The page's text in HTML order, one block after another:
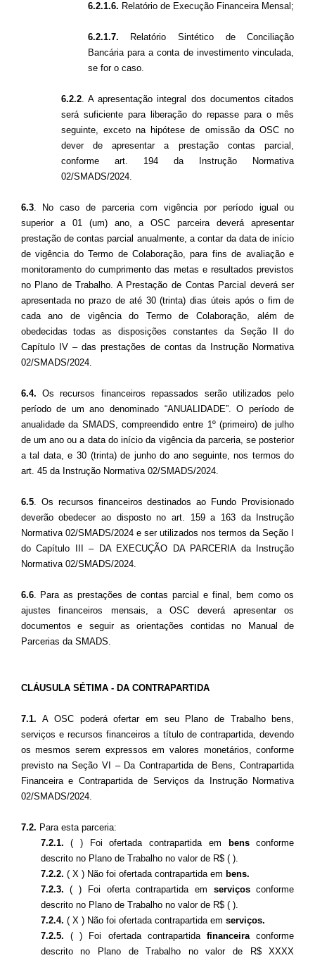
6.2.1.6. Relatório de Execução Financeira Mensal;
6.2.1.7. Relatório Sintético de Conciliação
Bancária para a conta de investimento vinculada,
se for o caso.
6.2.2. A apresentação integral dos documentos citados
será suficiente para liberação do repasse para o mês
seguinte, exceto na hipótese de omissão da OSC no
dever de apresentar a prestação contas parcial,
conforme art. 194 da Instrução Normativa
02/SMADS/2024.
6.3. No caso de parceria com vigência por período igual ou
superior a 01 (um) ano, a OSC parceira deverá apresentar
prestação de contas parcial anualmente, a contar da data de início
de vigência do Termo de Colaboração, para fins de avaliação e
monitoramento do cumprimento das metas e resultados previstos
no Plano de Trabalho. A Prestação de Contas Parcial deverá ser
apresentada no prazo de até 30 (trinta) dias úteis após o fim de
cada ano de vigência do Termo de Colaboração, além de
obedecidas todas as disposições constantes da Seção II do
Capítulo IV – das prestações de contas da Instrução Normativa
02/SMADS/2024.
6.4. Os recursos financeiros repassados serão utilizados pelo
período de um ano denominado “ANUALIDADE”. O período de
anualidade da SMADS, compreendido entre 1º (primeiro) de julho
de um ano ou a data do início da vigência da parceria, se posterior
a tal data, e 30 (trinta) de junho do ano seguinte, nos termos do
art. 45 da Instrução Normativa 02/SMADS/2024.
6.5. Os recursos financeiros destinados ao Fundo Provisionado
deverão obedecer ao disposto no art. 159 a 163 da Instrução
Normativa 02/SMADS/2024 e ser utilizados nos termos da Seção I
do Capítulo III – DA EXECUÇÃO DA PARCERIA da Instrução
Normativa 02/SMADS/2024.
6.6. Para as prestações de contas parcial e final, bem como os
ajustes financeiros mensais, a OSC deverá apresentar os
documentos e seguir as orientações contidas no Manual de
Parcerias da SMADS.
CLÁUSULA SÉTIMA - DA CONTRAPARTIDA
7.1.A OSC poderá ofertar em seu Plano de Trabalho bens,
serviços e recursos financeiros a título de contrapartida, devendo
os mesmos serem expressos em valores monetários, conforme
previsto na Seção VI – Da Contrapartida de Bens, Contrapartida
Financeira e Contrapartidade Serviços da Instrução Normativa
02/SMADS/2024.
7.2. Para esta parceria:
7.2.1. ( ) Foi ofertada contrapartida em bensconforme
descrito no Plano de Trabalho no valor de R$ ( ).
7.2.2. ( X ) Não foi ofertada contrapartida em bens.
7.2.3.( ) Foi oferta contrapartida em serviçosconforme
descrito no Plano de Trabalho no valor de R$ ( ).
7.2.4. ( X ) Não foi ofertada contrapartida em serviços.
7.2.5. ( ) Foi ofertada contrapartidafinanceiraconforme
descrito no Plano de Trabalho no valor de R$ XXXX